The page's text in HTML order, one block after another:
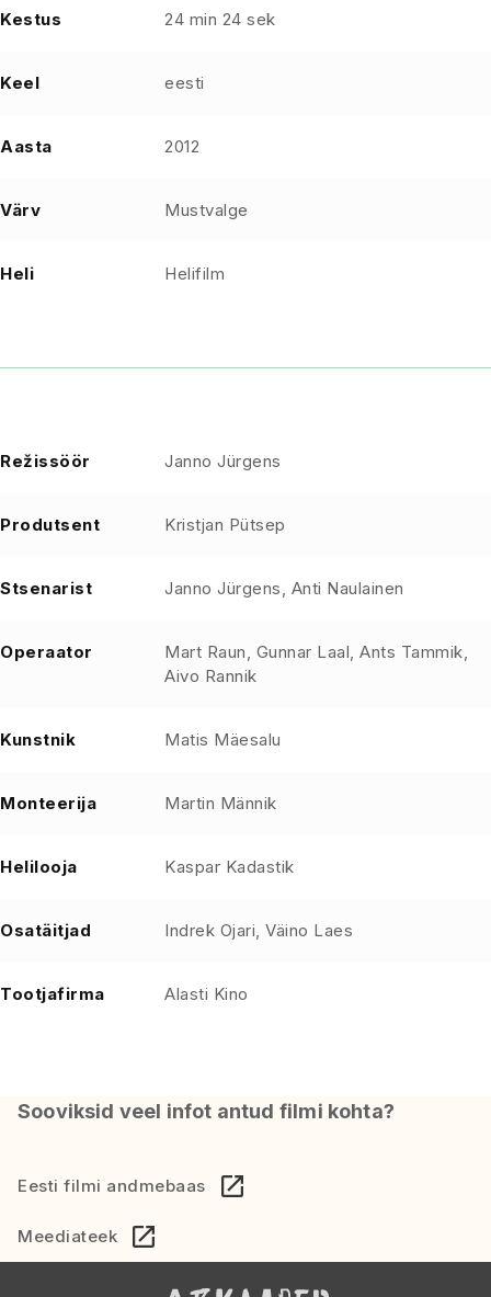
Kestus 24 min 24 sek
Keel eesti
Aasta 2012
Värv Mustvalge
Heli Helifilm
Režissöör Janno Jürgens
Produtsent Kristjan Pütsep
Stsenarist Janno Jürgens, Anti Naulainen
Operaator
Mart Raun, Gunnar Laal, Ants Tammik,
Aivo Rannik
Kunstnik Matis Mäesalu
Monteerija Martin Männik
Helilooja Kaspar Kadastik
Osatäitjad Indrek Ojari, Väino Laes
Tootjafirma Alasti Kino
Sooviksid veel infot antud filmi kohta?
Eesti filmi andmebaas
Meediateek